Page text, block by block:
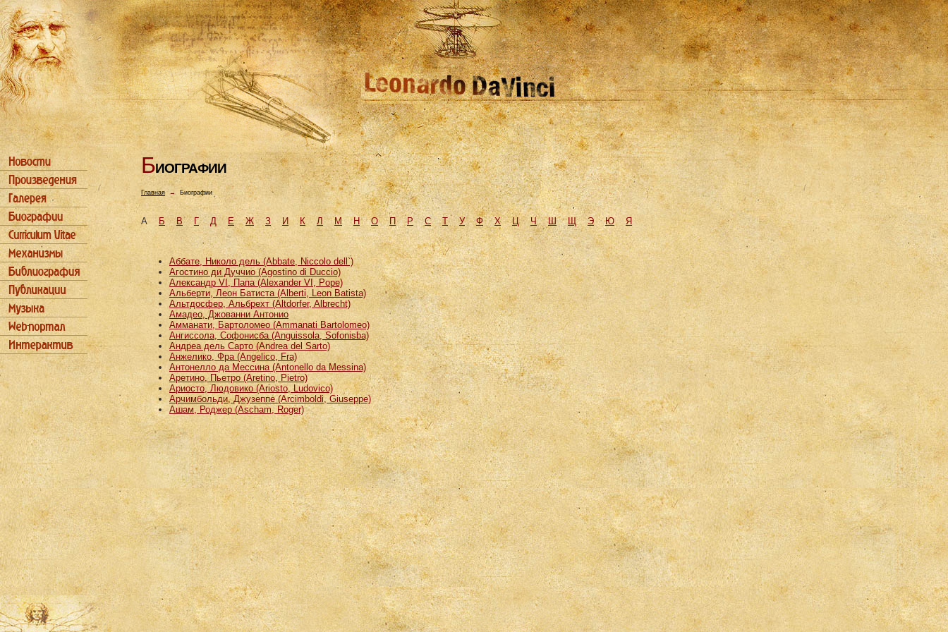
БИОГРАФИИ
Главная→ Биографии
АБ В Г Д Е Ж З И К Л М H О П Р С Т У Ф Х Ц Ч Ш Щ Э Ю Я
Аббате, Николо дель (Abbate, Niccolo dell`)
Агостино ди Дуччио (Agostino di Duccio)
Александр VI, Папа (Alexander VI, Pope)
Альберти, Леон Батиста (Alberti, Leon Batista)
Альтдосфер, Альбрехт (Altdorfer, Albrecht)
Амадео, Джованни Антонио
Амманати, Бартоломео (Ammanati Bartolomeo)
Ангиссола, Софонисба (Anguissola, Sofonisba)
Андреа дель Сарто (Andrea del Sarto)
Анжелико, Фра (Angelico, Fra)
Антонелло да Мессина (Antonello da Messina)
Аретино, Пьетро (Aretino, Pietro)
Ариосто, Людовико (Ariosto, Ludovico)
Арчимбольди, Джузеппе (Arcimboldi, Giuseppe)
Ашам, Роджер (Ascham, Roger)